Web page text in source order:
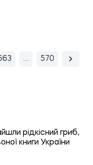
… 570
рідкісний гриб,
книги України